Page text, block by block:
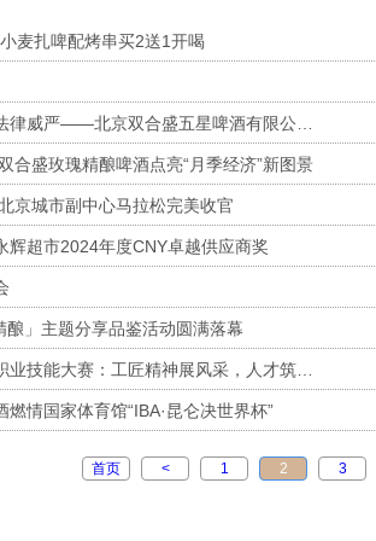
麦扎啤配烤串买2送1开喝
溯源匠心，捍卫品牌权益彰显法律威严——北京双合盛五星啤酒有限公司“老五星”商标权侵权案胜诉
合盛玫瑰精酿啤酒点亮“月季经济”新图景
京城市副中心马拉松完美收官
辉超市2024年度CNY卓越供应商奖
」主题分享品鉴活动圆满落幕
双合盛五星参展北京市第六届职业技能大赛：工匠精神展风采，人才筑基赢未来
情国家体育馆“IBA·昆仑决世界杯”
首页 < 1 2 3